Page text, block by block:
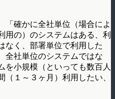
「確かに全社単位（場合によ
用の）のシステムはある、利
なく、部署単位で利用した
全社単位のシステムではな
を小規模（といっても数百人
１～３ヶ月）利用したい、